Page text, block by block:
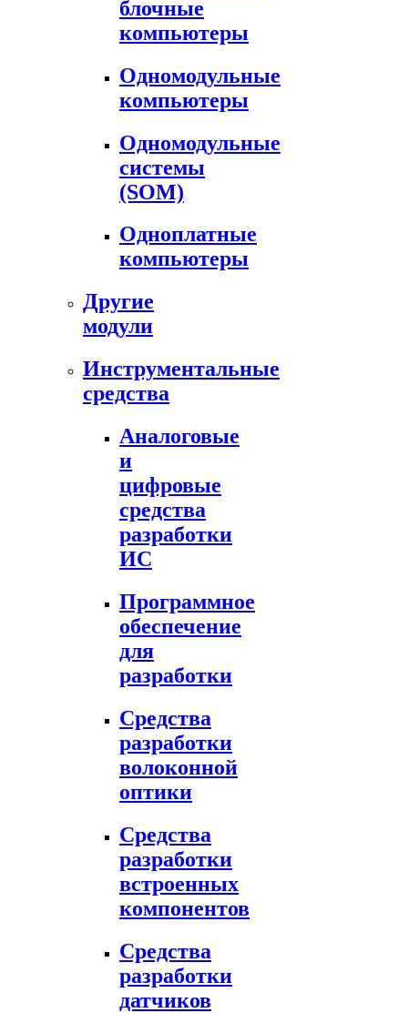
блочные
компьютеры
Одномодульные
компьютеры
Одномодульные
системы
(SOM)
Одноплатные
компьютеры
Другие
модули
Инструментальные
средства
Аналоговые
и
цифровые
средства
разработки
ИС
Программное
обеспечение
для
разработки
Средства
разработки
волоконной
оптики
Средства
разработки
встроенных
компонентов
Средства
разработки
датчиков